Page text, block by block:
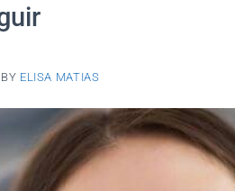
BY ELISA MATIAS